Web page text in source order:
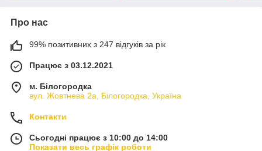
Про нас
99% позитивних з 247 відгуків за рік
Працює з 03.12.2021
м. Білогородка
вул. Жовтнева 2а, Білогородка, Україна
Контакти
Сьогодні працює з 10:00 до 14:00
Показати весь графік роботи